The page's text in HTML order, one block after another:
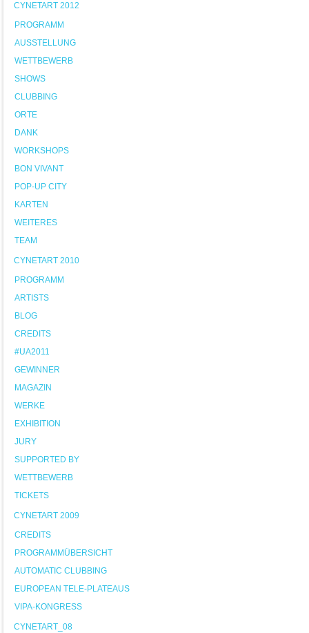
CYNETART 2012
PROGRAMM
AUSSTELLUNG
WETTBEWERB
SHOWS
CLUBBING
ORTE
DANK
WORKSHOPS
BON VIVANT
POP-UP CITY
KARTEN
WEITERES
TEAM
CYNETART 2010
PROGRAMM
ARTISTS
BLOG
CREDITS
#UA2011
GEWINNER
MAGAZIN
WERKE
EXHIBITION
JURY
SUPPORTED BY
WETTBEWERB
TICKETS
CYNETART 2009
CREDITS
PROGRAMMÜBERSICHT
AUTOMATIC CLUBBING
EUROPEAN TELE-PLATEAUS
VIPA-KONGRESS
CYNETART_08